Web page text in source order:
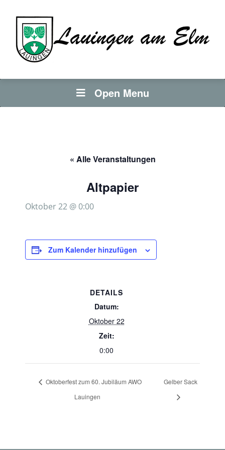
Open Menu
« Alle Veranstaltungen
Altpapier
Oktober 22 @ 0:00
Zum Kalender hinzufügen
DETAILS
Datum:
Oktober 22
Zeit:
0:00
Oktoberfest zum 60. Jubiläum AWO
Lauingen
Gelber Sack